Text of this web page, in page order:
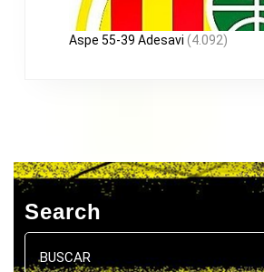
Aspe 55-39 Adesavi (4.092)
Search
Buscar: